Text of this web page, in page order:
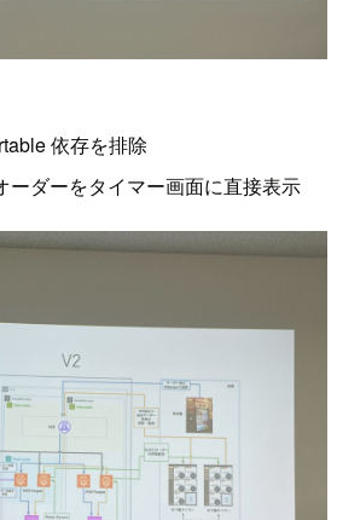
依存を排除
ーダーをタイマー画面に直接表示